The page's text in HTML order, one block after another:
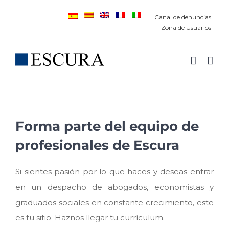
Canal de denuncias
Zona de Usuarios
Forma parte del equipo de
profesionales de Escura
Si sientes pasión por lo que haces y deseas entrar
en un despacho de abogados, economistas y
graduados sociales en constante crecimiento, este
es tu sitio. Haznos llegar tu currículum.